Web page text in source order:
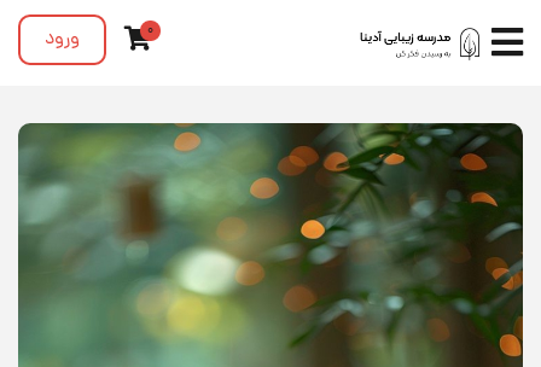
0 ورود